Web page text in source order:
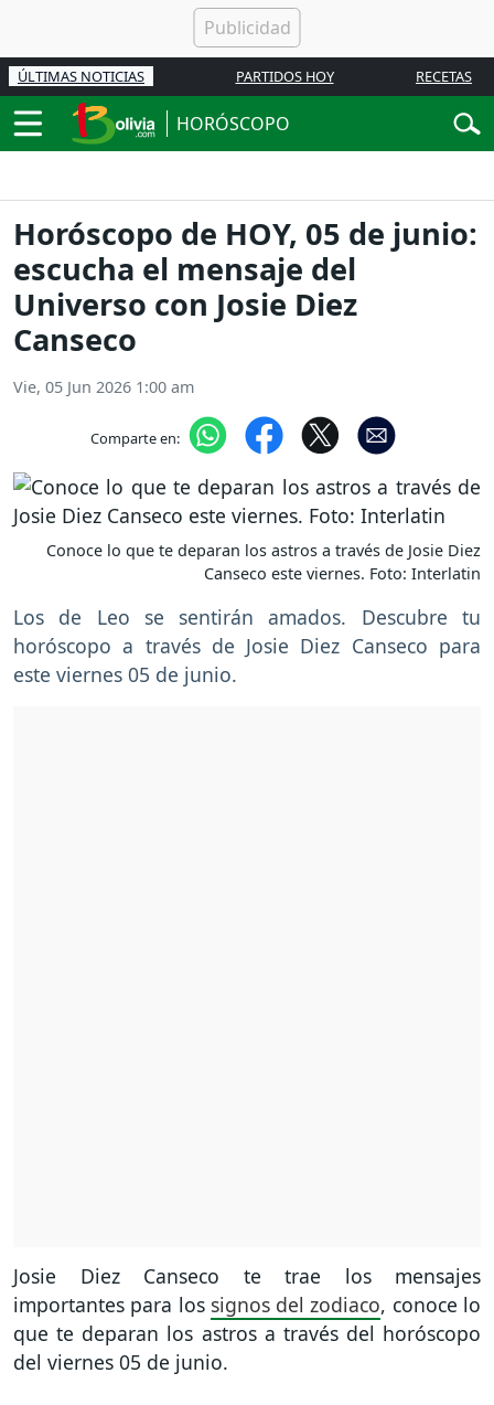
ÚLTIMAS NOTICIAS PARTIDOS HOY RECETAS
HORÓSCOPO
Horóscopo de HOY, 05 de junio:
escucha el mensaje del
Universo con Josie Diez
Canseco
Vie, 05 Jun 2026 1:00 am
Comparte en:
Conoce lo que te deparan los astros a través de Josie Diez
Canseco este viernes. Foto: Interlatin
Los de Leo se sentirán amados. Descubre tu
horóscopo a través de Josie Diez Canseco para
este viernes 05 de junio.
Josie Diez Canseco te trae los mensajes
importantes para los signos del zodiaco, conoce lo
que te deparan los astros a través del horóscopo
del viernes 05 de junio.